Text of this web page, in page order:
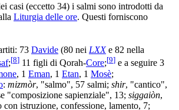
casi (eccetto 34) i salmi sono introdotti da
Liturgia delle ore. Questi forniscono
73 Davide (80 nei LXXe 82 nella
;[8] 11 figli di Qorah-Core;[9] e a seguire 3
, 1 Eman, 1 Etan, 1 Mosè;
: mizmòr, "salmo", 57 salmi; shir, "cantico",
"composizione sapienziale", 13; siggaiòn,
con istruzione, confessione, lamento, 7;